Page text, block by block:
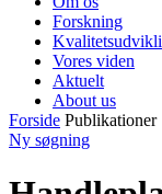
Forskning
Vores viden
Aktuelt
About us
Forside Publikationer
Ny søgning